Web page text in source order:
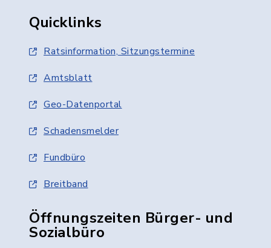
Quicklinks
Ratsinformation, Sitzungstermine
Amtsblatt
Geo-Datenportal
Schadensmelder
Fundbüro
Breitband
Öffnungszeiten Bürger- und
Sozialbüro